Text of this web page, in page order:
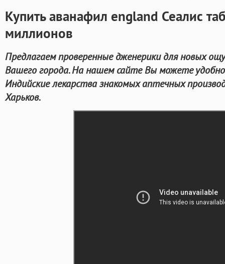
Купить аванафил england Сеалис
миллионов
Предлагаем проверенные дженерики для новых
Вашего города. На нашем сайте Вы можете
Индийские лекарства знакомых аптечных
Харьков.